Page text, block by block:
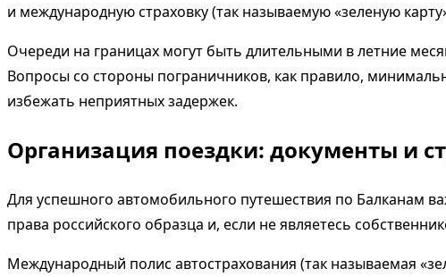
и международную страховку (так называемую «зеленую
Очереди на границах могут быть длительными в летние
Вопросы со стороны пограничников, как правило,
избежать неприятных задержек.
Организация поездки: документы и
Для успешного автомобильного путешествия по Балканам
права российского образца и, если не являетесь
Международный полис автострахования (так называемая